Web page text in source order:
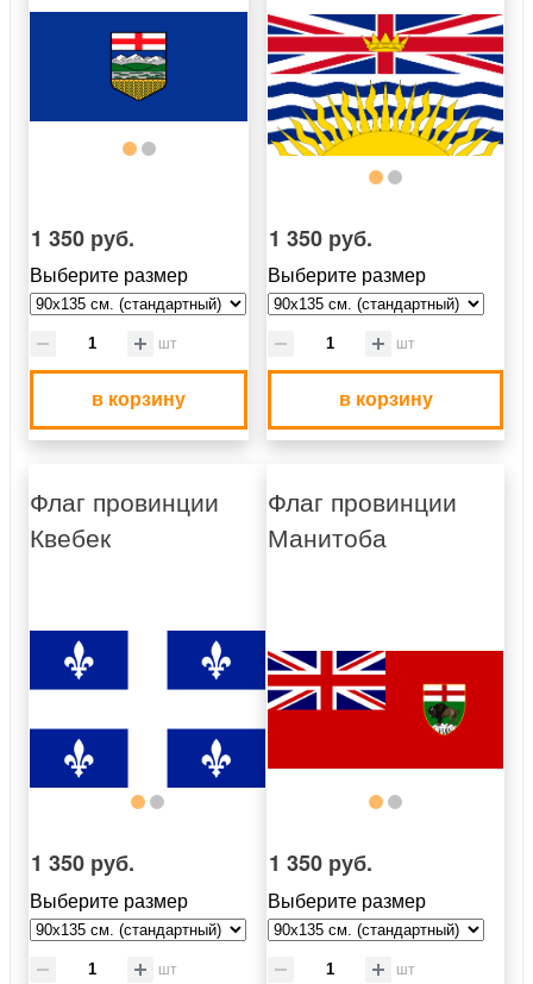
1 350 руб.
Выберите размер
шт
в корзину
1 350 руб.
Выберите размер
шт
в корзину
Флаг провинции
Квебек
1 350 руб.
Выберите размер
шт
Флаг провинции
Манитоба
1 350 руб.
Выберите размер
шт